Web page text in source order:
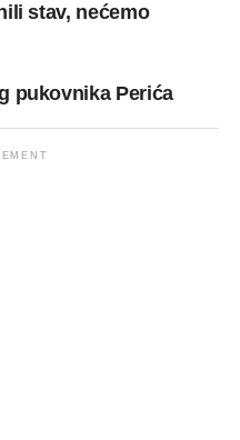
stav, nećemo
pukovnika Perića